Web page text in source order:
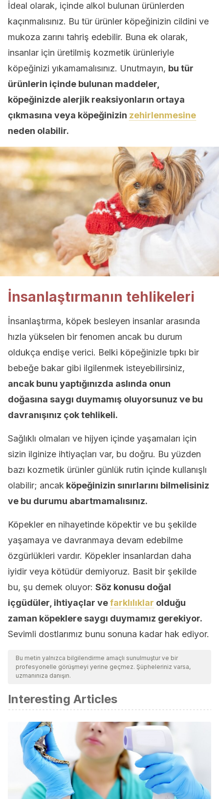
İdeal olarak, içinde alkol bulunan ürünlerden
kaçınmalısınız. Bu tür ürünler köpeğinizin cildini ve
mukoza zarını tahriş edebilir. Buna ek olarak,
insanlar için üretilmiş kozmetik ürünleriyle
köpeğinizi yıkamamalısınız. Unutmayın, bu tür
ürünlerin içinde bulunan maddeler,
köpeğinizde alerjik reaksiyonların ortaya
çıkmasına veya köpeğinizin zehirlenmesine
neden olabilir.
İnsanlaştırmanın tehlikeleri
İnsanlaştırma, köpek besleyen insanlar arasında
hızla yükselen bir fenomen ancak bu durum
oldukça endişe verici. Belki köpeğinizle tıpkı bir
bebeğe bakar gibi ilgilenmek isteyebilirsiniz,
ancak bunu yaptığınızda aslında onun
doğasına saygı duymamış oluyorsunuz ve bu
davranışınız çok tehlikeli.
Sağlıklı olmaları ve hijyen içinde yaşamaları için
sizin ilginize ihtiyaçları var, bu doğru. Bu yüzden
bazı kozmetik ürünler günlük rutin içinde kullanışlı
olabilir; ancak köpeğinizin sınırlarını bilmelisiniz
ve bu durumu abartmamalısınız.
Köpekler en nihayetinde köpektir ve bu şekilde
yaşamaya ve davranmaya devam edebilme
özgürlükleri vardır. Köpekler insanlardan daha
iyidir veya kötüdür demiyoruz. Basit bir şekilde
bu, şu demek oluyor: Söz konusu doğal
içgüdüler, ihtiyaçlar vefarklılıklar olduğu
zaman köpeklere saygı duymamız gerekiyor.
Sevimli dostlarımız bunu sonuna kadar hak ediyor.
Bu metin yalnızca bilgilendirme amaçlı sunulmuştur ve bir
profesyonelle görüşmeyi yerine geçmez. Şüpheleriniz varsa,
uzmanınıza danışın.
Interesting Articles